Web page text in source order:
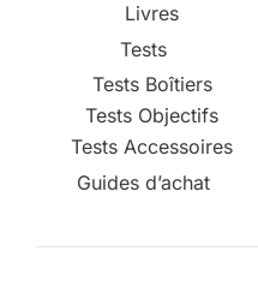
Livres
Tests
Tests Boîtiers
Tests Objectifs
Tests Accessoires
Guides d’achat